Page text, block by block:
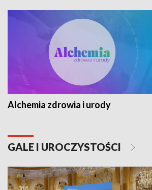
Alchemia zdrowia i urody
GALE I UROCZYSTOŚCI